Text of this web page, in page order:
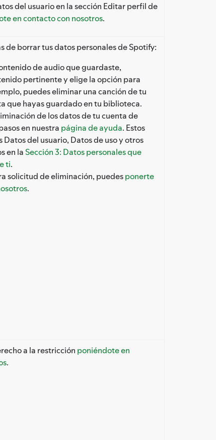
del usuario en la sección Editar perfil de
en contacto con nosotros.
de borrar tus datos personales de Spotify:
de audio que guardaste,
pertinente y elige la opción para
puedes eliminar una canción de tu
que hayas guardado en tu biblioteca.
de los datos de tu cuenta de
en nuestra página de ayuda. Estos
del usuario, Datos de uso y otros
en la Sección 3: Datos personales que
ti.
solicitud de eliminación, puedesponerte
.
a la restricción poniéndote en
.